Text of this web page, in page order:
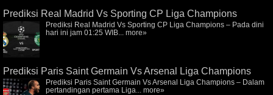
Prediksi Real Madrid Vs Sporting CP Liga Champions
Prediksi Real Madrid Vs Sporting CP Liga Champions – Pada dini
hari ini jam 01:25 WIB... more»
Prediksi Paris Saint Germain Vs Arsenal Liga Champions
Prediksi Paris Saint Germain Vs Arsenal Liga Champions – Dalam
pertandingan pertama Liga... more»